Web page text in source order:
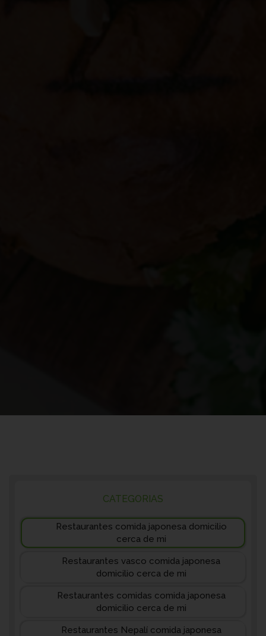
CATEGORIAS
Restaurantes comida japonesa domicilio
cerca de mi
Restaurantes vasco comida japonesa
domicilio cerca de mi
Restaurantes comidas comida japonesa
domicilio cerca de mi
Restaurantes Nepalí comida japonesa